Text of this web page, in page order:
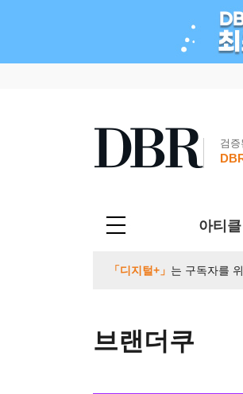
검
아티클
「디지털+」 는 구독자를
브랜더쿠